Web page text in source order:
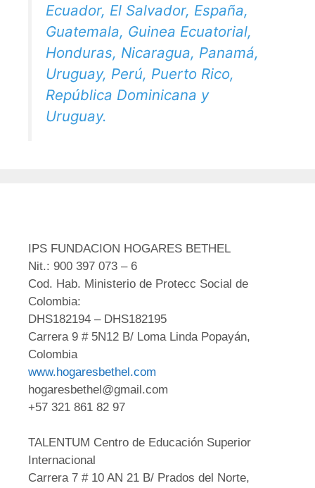
Ecuador, El Salvador, España,
Guatemala, Guinea Ecuatorial,
Honduras, Nicaragua, Panamá,
Uruguay, Perú, Puerto Rico,
República Dominicana y
Uruguay.
IPS FUNDACION HOGARES BETHEL
Nit.: 900 397 073 – 6
Cod. Hab. Ministerio de Protecc Social de
Colombia:
DHS182194 – DHS182195
Carrera 9 # 5N12 B/ Loma Linda Popayán,
Colombia
www.hogaresbethel.com
hogaresbethel@gmail.com
+57 321 861 82 97
TALENTUM Centro de Educación Superior
Internacional
Carrera 7 # 10 AN 21 B/ Prados del Norte,